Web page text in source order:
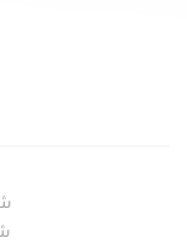
شقق للبيع
شقق